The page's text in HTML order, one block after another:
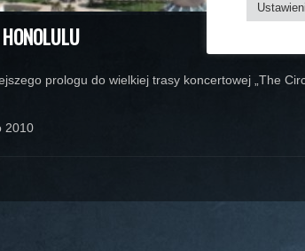
prologu do wielkiej trasy koncertowej „The
2010